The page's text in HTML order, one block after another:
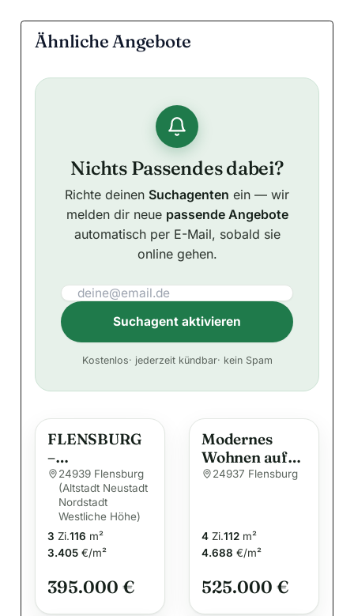
Ähnliche Angebote
Nichts Passendes dabei?
Richte deinen Suchagenten ein — wir
melden dir neue passende Angebote
automatisch per E-Mail, sobald sie
online gehen.
Suchagent aktivieren
t
Kostenlos· jederzeit kündbar· kein Spam
FLENSBURG
–
„WESTLICHE
HÖHE“,
GROßZÜGIG
GESCHNITTE
NE
WOHNUNG
24939 Flensburg
(Altstadt Neustadt
Nordstadt
Westliche Höhe)
3 Zi.116 m²
3.405 €/m²
395.000 €
Modernes
Wohnen auf
höchstem
Zimmer-
Eigentumswo
Süd-Balkon!
24937 Flensburg
4 Zi.112 m²
4.688 €/m²
525.000 €